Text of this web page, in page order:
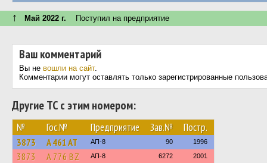
↑ Май 2022 г. Поступил на предприятие
Ваш комментарий
Вы не вошли на сайт.
Комментарии могут оставлять только зарегистрированные
Другие ТС с этим номером:
№ Гос.№ Предприятие Зав.№ Постр.
3873 A 461 AT АП-8 90 1996
3873 A 776 BZ АП-8 6272 2001